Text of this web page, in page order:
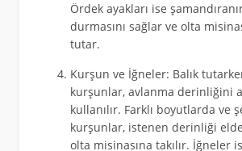
Ördek ayakları ise
durmasını sağlar ve olta
tutar.
Kurşun ve İğneler: Balık
kurşunlar, avlanma derinliğini
kullanılır. Farklı boyutlarda ve
kurşunlar, istenen derinliği
olta misinasına takılır. İğneler